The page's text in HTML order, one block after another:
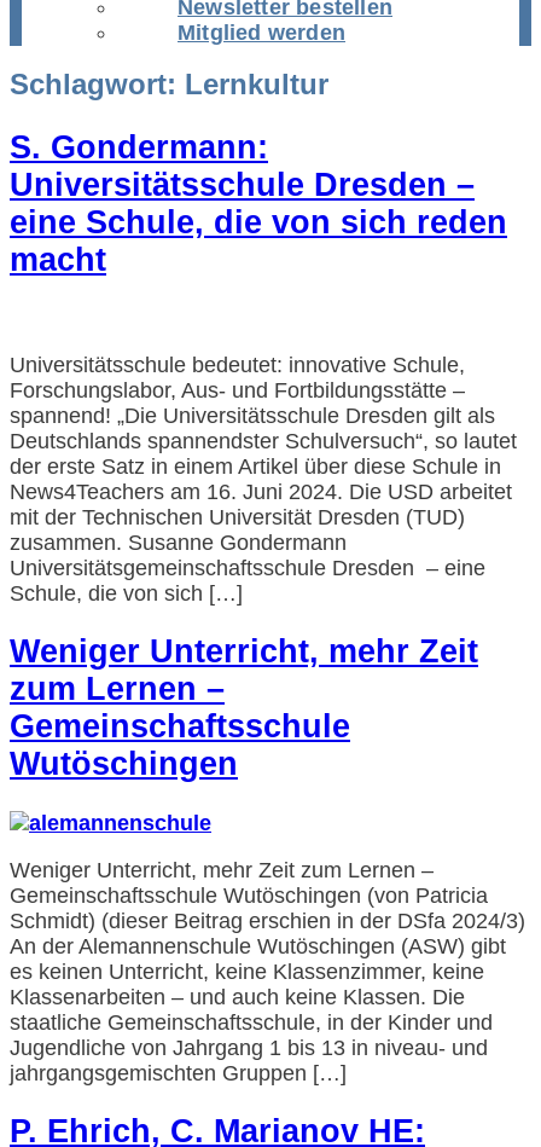
Newsletter bestellen
Mitglied werden
Schlagwort: Lernkultur
S. Gondermann:
Universitätsschule Dresden –
eine Schule, die von sich reden
macht
Universitätsschule bedeutet: innovative Schule,
Forschungslabor, Aus- und Fortbildungsstätte –
spannend! „Die Universitätsschule Dresden gilt als
Deutschlands spannendster Schulversuch“, so lautet
der erste Satz in einem Artikel über diese Schule in
News4Teachers am 16. Juni 2024. Die USD arbeitet
mit der Technischen Universität Dresden (TUD)
zusammen. Susanne Gondermann
Universitätsgemeinschaftsschule Dresden – eine
Schule, die von sich […]
Weniger Unterricht, mehr Zeit
zum Lernen –
Gemeinschaftsschule
Wutöschingen
Weniger Unterricht, mehr Zeit zum Lernen –
Gemeinschaftsschule Wutöschingen (von Patricia
Schmidt) (dieser Beitrag erschien in der DSfa 2024/3)
An der Alemannenschule Wutöschingen (ASW) gibt
es keinen Unterricht, keine Klassenzimmer, keine
Klassenarbeiten – und auch keine Klassen. Die
staatliche Gemeinschaftsschule, in der Kinder und
Jugendliche von Jahrgang 1 bis 13 in niveau- und
jahrgangsgemischten Gruppen […]
P. Ehrich, C. Marianov HE: